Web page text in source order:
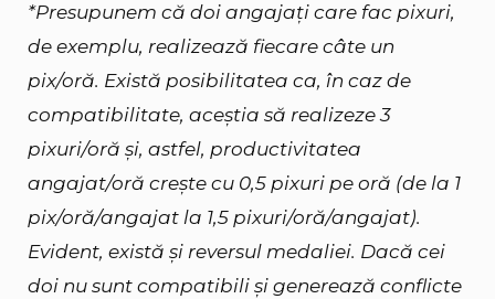
*Presupunem că doi angajați care fac pixuri,
de exemplu, realizează fiecare câte un
pix/oră. Există posibilitatea ca, în caz de
compatibilitate, aceștia să realizeze 3
pixuri/oră și, astfel, productivitatea
angajat/oră crește cu 0,5 pixuri pe oră (de la 1
pix/oră/angajat la 1,5 pixuri/oră/angajat).
Evident, există și reversul medaliei. Dacă cei
doi nu sunt compatibili și generează conflicte